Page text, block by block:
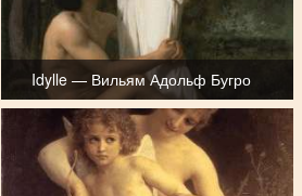
Idylle — Вильям Адольф Бугро